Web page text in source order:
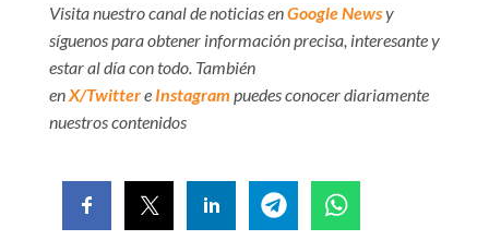
Visita nuestro canal de noticias enGoogle Newsy
síguenos para obtener información precisa, interesante y
estar al día con todo. También
en X/Twittere Instagram puedes conocer diariamente
nuestros contenidos